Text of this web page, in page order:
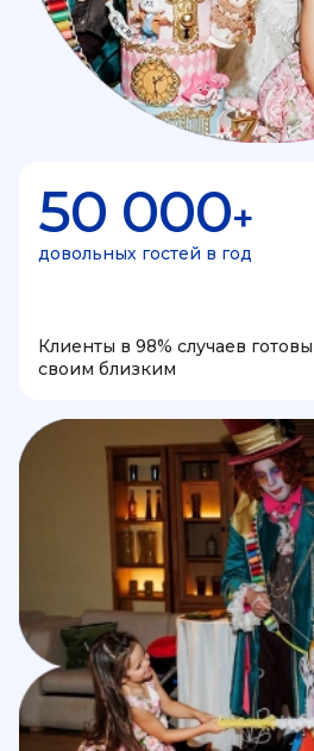
50 000+
довольных гостей в год
Клиенты в 98% случаев
своим близким